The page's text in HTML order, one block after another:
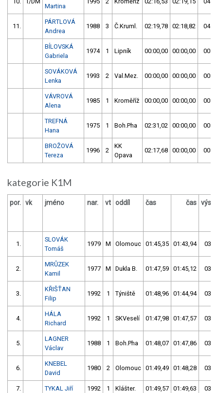
Martina
11.
PÁRTLOVÁ
Andrea
1988 3 Č.Kruml. 02:19,78 02:18,82
BÍLOVSKÁ
Gabriela
1974 1 Lipník 00:00,00 00:00,00
SOVÁKOVÁ
Lenka
1993 2 Val.Mez. 00:00,00 00:00,00
VÁVROVÁ
Alena
1985 1 Kroměříž 00:00,00 00:00,00
TREFNÁ
Hana
1975 1 Boh.Pha 02:31,02 00:00,00
BROŽOVÁ
Tereza
1996 2
KK
Opava
02:17,68 00:00,00
kategorie K1M
por. vk jméno nar. vt oddíl čas čas
1.
SLOVÁK
Tomáš
1979 M Olomouc 01:45,35 01:43,94
2.
MRŮZEK
Kamil
1977 M Dukla B. 01:47,59 01:45,12
3.
KŘIŠŤAN
Filip
1992 1 Týniště 01:48,96 01:44,94
4.
HÁLA
Richard
1992 1 SKVeselí 01:47,98 01:47,57
5.
LAGNER
Václav
1988 1 Boh.Pha 01:48,07 01:47,86
6.
KNEBEL
David
1980 2 Olomouc 01:49,49 01:48,28
7. TYKAL Jiří 1992 1 Klášter. 01:49,57 01:49,63